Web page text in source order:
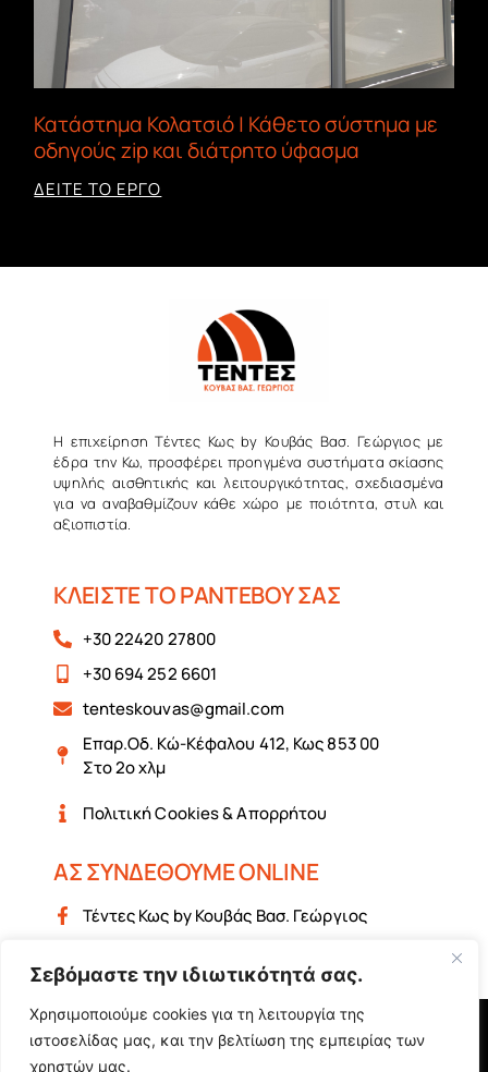
Σεβόμαστε την ιδιωτικότητά σας.
Χρησιμοποιούμε cookies για τη λειτουργία της
ιστοσελίδας μας, και την βελτίωση της εμπειρίας των
χρηστών μας.
Κατάστημα Κολατσιό | Κάθετο σύστημα με
οδηγούς zip και διάτρητο ύφασμα
ΔΕΙΤΕ ΤΟ ΕΡΓΟ
Η επιχείρηση Τέντες Κως by Κουβάς Βασ. Γεώργιος με
έδρα την Κω, προσφέρει προηγμένα συστήματα σκίασης
υψηλής αισθητικής και λειτουργικότητας, σχεδιασμένα
για να αναβαθμίζουν κάθε χώρο με ποιότητα, στυλ και
αξιοπιστία.
ΚΛΕΙΣΤΕ ΤΟ ΡΑΝΤΕΒΟΥ ΣΑΣ
+30 22420 27800
+30 694 252 6601
tenteskouvas@gmail.com
Επαρ.Οδ. Κώ-Κέφαλου 412, Κως 853 00
Στο 2ο χλμ
Πολιτική Cookies & Απορρήτου
ΑΣ ΣΥΝΔΕΘΟΥΜΕ ONLINE
Τέντες Κως by Κουβάς Βασ. Γεώργιος
A CULT MUSE STUDIO CREATION — by Eva Poniraki